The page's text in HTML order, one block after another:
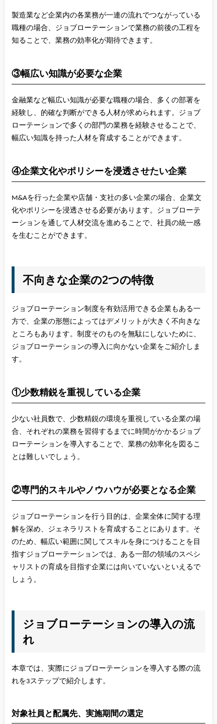
製造業など企業内の各業務が一連の流れでつながっている
職種の場合、ジョブローテーションで業務の前後の工程を
知ることで、業務の効率化が期待できます。
③幅広い知識が必要な企業
金融業など幅広い知識が必要な職種の場合、多くの部署を
経験し、的確な判断ができる人材が求められます。ジョブ
ローテーションで多くの部門の業務を経験させることで、
幅広い知識を持った人材を育成することができます。
④企業文化やポリシーを浸透させたい企業
M&Aを行った企業や店舗・支社の多い企業の場合、企業文
化やポリシーを浸透させる必要があります。ジョブローテ
ーションを通して人材交流を進めることで、社員の統一感
を生むことができます。
不向きな企業の2つの特徴
ジョブローテーション制度を有効活用できる企業もある一
方で、企業の形態によってはデメリットが大きく不向きな
ところもあります。制度そのものを無駄にしないために、
ジョブローテーションの導入に向かない企業をご紹介しま
す。
①少数精鋭を重視している企業
少ない社員数で、少数精鋭の環境を重視している企業の場
合、それぞれの業務を習得するまでに時間がかかるジョブ
ローテーションを導入することで、業務の効率化を図るこ
とは難しいでしょう。
②専門的スキルやノウハウが必要となる企業
ジョブローテーションを行う目的は、企業全体に関する理
解を深め、ジェネラリストを育成することにあります。そ
のため、幅広い範囲に関してスキルを身につけることを目
指すジョブローテーションでは、ある一部の領域のスペシ
ャリストの育成を目指す企業には向いていないといえるで
しょう。
ジョブローテーションの導入の流
れ
本章では、実際にジョブローテーションを導入する際の流
れを3ステップで紹介します。
対象社員と配属先、実施期間の選定